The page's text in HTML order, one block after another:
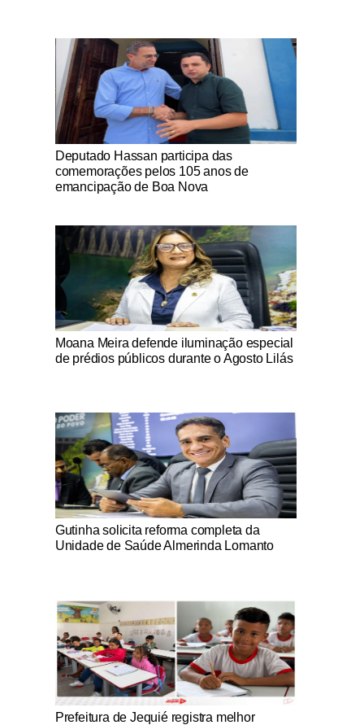
Notícias Católicas
Deputado Hassan participa das
comemorações pelos 105 anos de
emancipação de Boa Nova
Notícias Católicas
Moana Meira defende iluminação especial
de prédios públicos durante o Agosto Lilás
Notícias Católicas
Gutinha solicita reforma completa da
Unidade de Saúde Almerinda Lomanto
Notícias Católicas
Prefeitura de Jequié registra melhor